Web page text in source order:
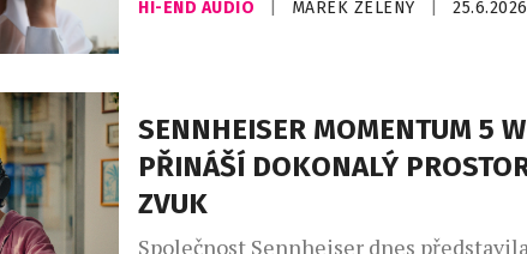
otevřených sluchátek. Ačkoli novinka
připojení pomocí Bluetooth standardu
kodeku LDAC. Fanoušci se tak mohou
HI-END AUDIO MAREK ZELENÝ 25.6.2026
SENNHEISER MOMENTUM 5
PŘINÁŠÍ DOKONALÝ
ZVUK
Společnost Sennheiser dnes